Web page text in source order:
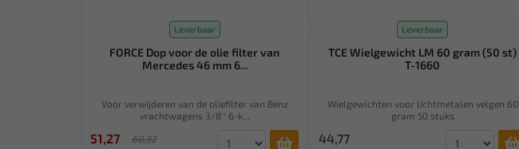
Leverbaar
FORCE Dop voor de olie filter van
Mercedes 46 mm 6...
Voor verwijderen van de oliefilter van Benz
vrachtwagens 3/8'' 6-k...
51,27
60,32
Leverbaar
TCE Wielgewicht LM 60 gram (50 st)
T-1660
Wielgewichten voor lichtmetalen velgen 60
gram 50 stuks
44,77